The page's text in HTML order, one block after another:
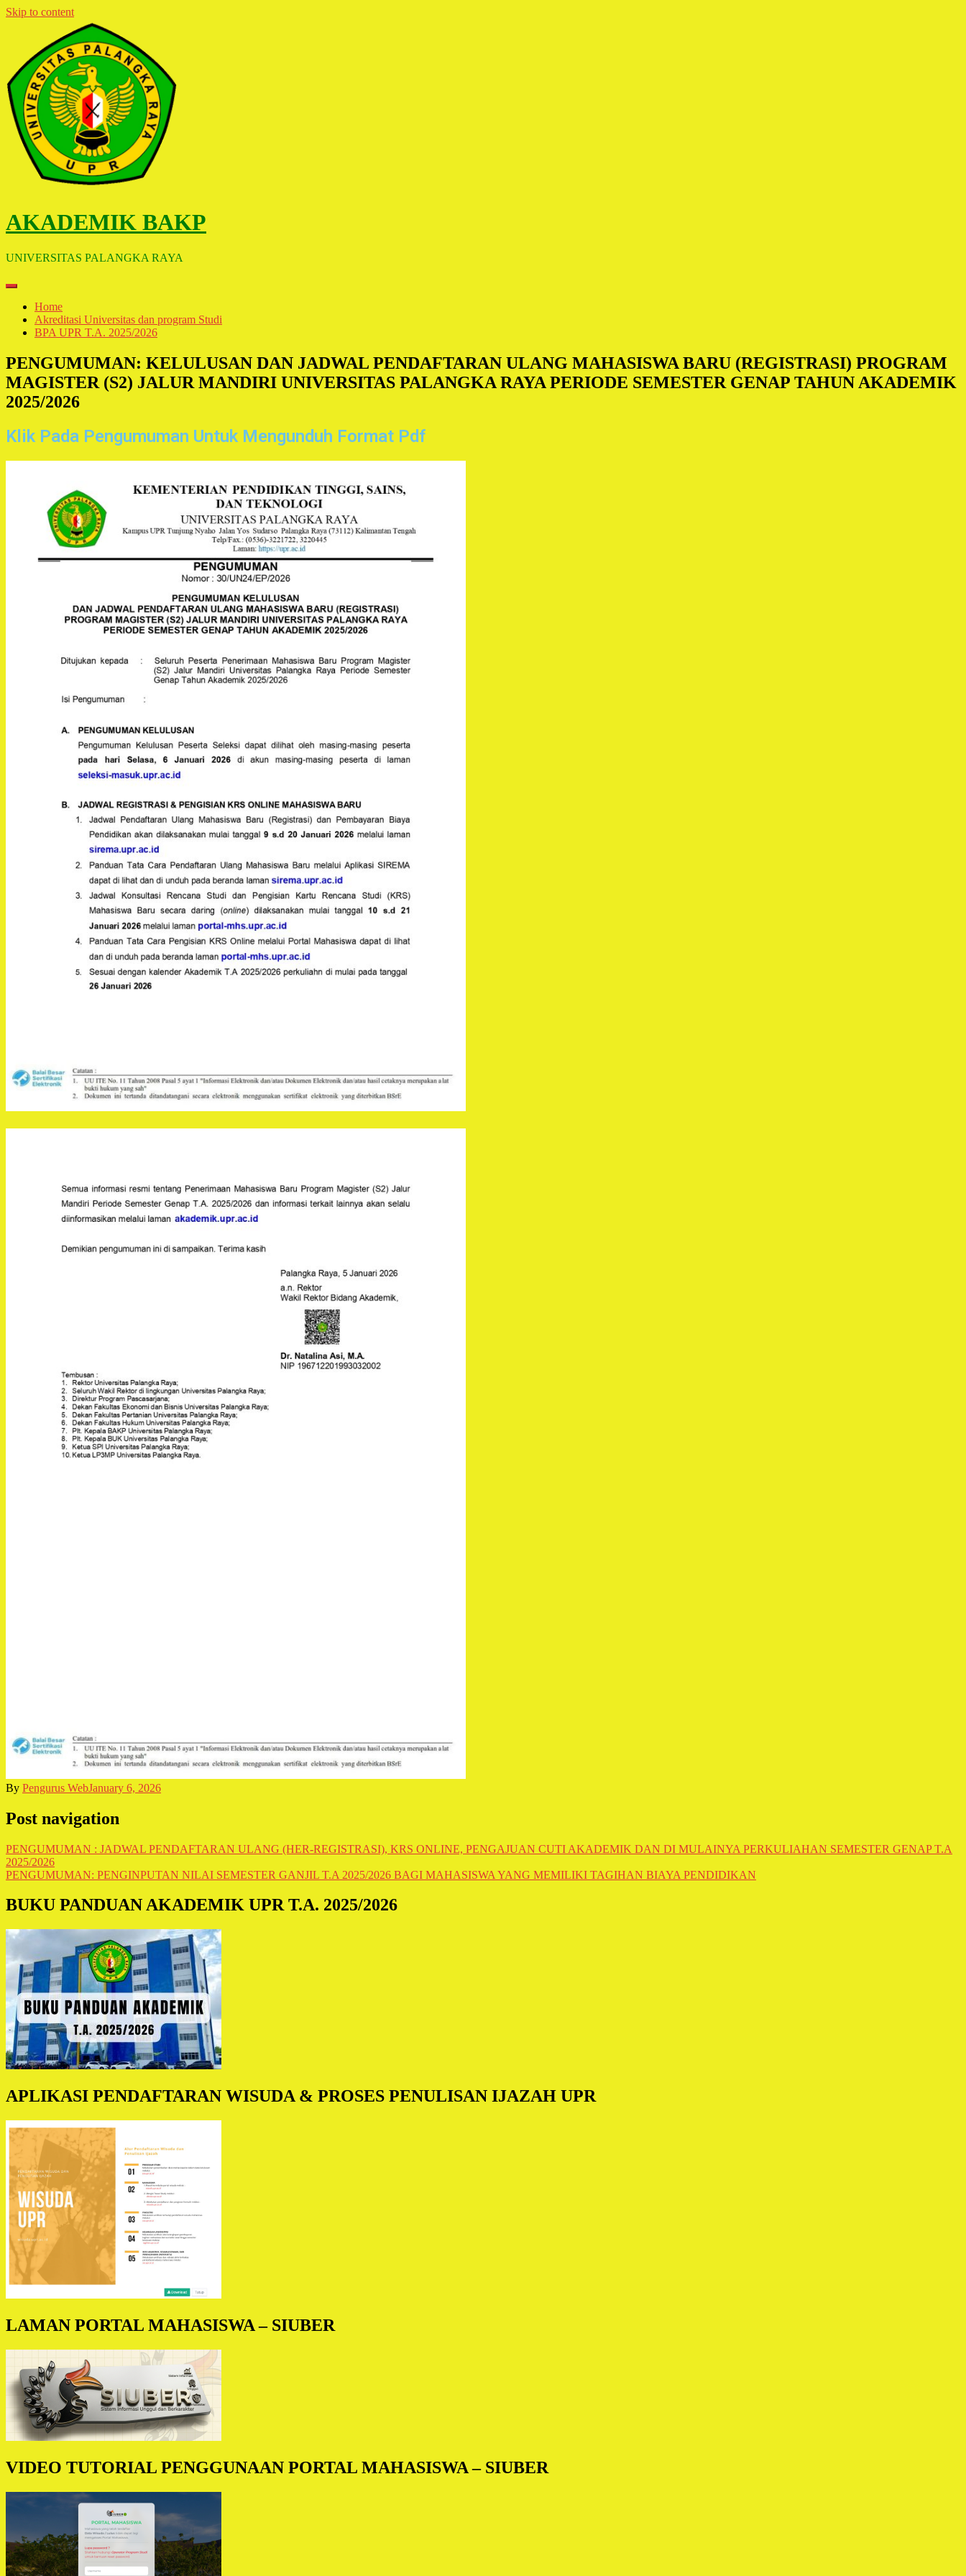
Skip to content
AKADEMIK BAKP
UNIVERSITAS PALANGKA RAYA
Home
Akreditasi Universitas dan program Studi
BPA UPR T.A. 2025/2026
PENGUMUMAN: KELULUSAN DAN JADWAL PENDAFTARAN ULANG MAHASISWA BARU (REGISTRASI) PROGRAM
MAGISTER (S2) JALUR MANDIRI UNIVERSITAS PALANGKA RAYA PERIODE SEMESTER GENAP TAHUN AKADEMIK
2025/2026
Klik Pada Pengumuman Untuk Mengunduh Format Pdf
By Pengurus WebJanuary 6, 2026
Post navigation
PENGUMUMAN : JADWAL PENDAFTARAN ULANG (HER-REGISTRASI), KRS ONLINE, PENGAJUAN CUTI AKADEMIK DAN DI MULAINYA PERKULIAHAN SEMESTER GENAP T.A
2025/2026
PENGUMUMAN: PENGINPUTAN NILAI SEMESTER GANJIL T.A 2025/2026 BAGI MAHASISWA YANG MEMILIKI TAGIHAN BIAYA PENDIDIKAN
BUKU PANDUAN AKADEMIK UPR T.A. 2025/2026
APLIKASI PENDAFTARAN WISUDA & PROSES PENULISAN IJAZAH UPR
LAMAN PORTAL MAHASISWA – SIUBER
VIDEO TUTORIAL PENGGUNAAN PORTAL MAHASISWA – SIUBER